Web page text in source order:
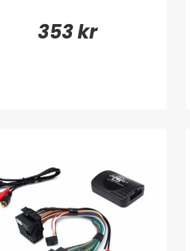
353 kr